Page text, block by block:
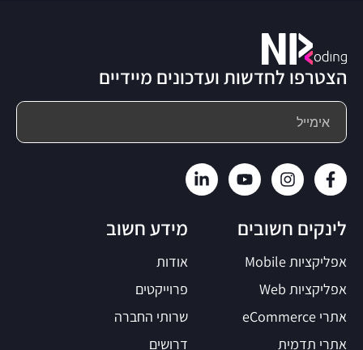
הצטרפו לחדשות ועדכונים מיידיים
מידע חשוב
אודות
פרוייקטים
שרותי החברה
דרושים
לינקים חשובים
אפליקציות Mobile
אפליקציות Web
אתרי eCommerce
אתרי תדמית